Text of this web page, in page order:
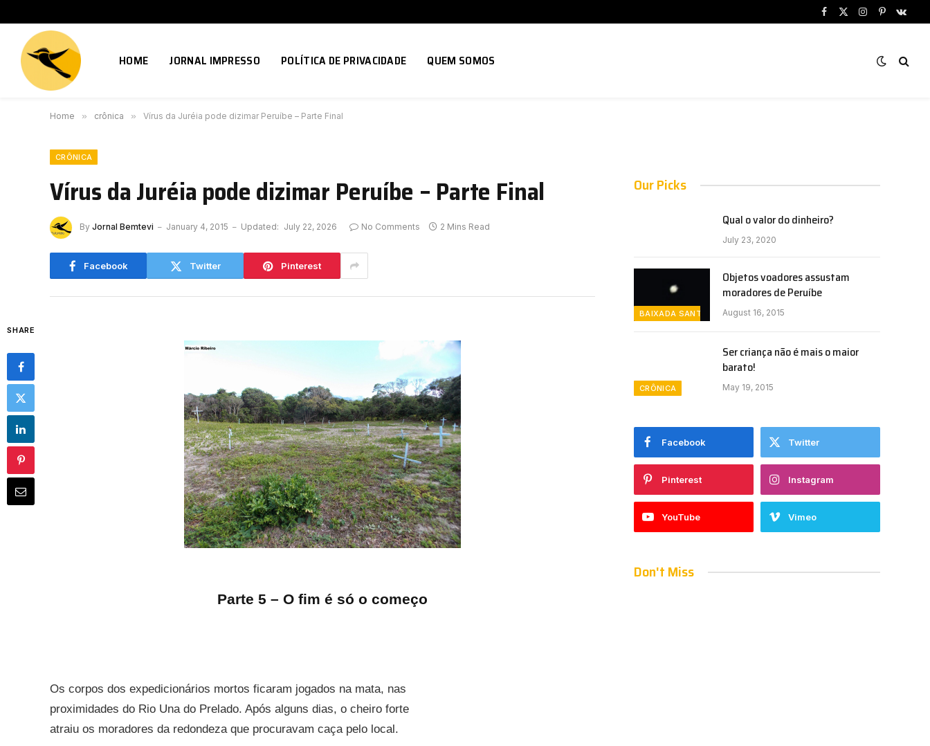
Facebook
X
Instagram
Pinterest
HOME JORNAL IMPRESSO POLÍTICA DE PRIVACIDADE QUEM SOMOS
Home » crônica » Vírus da Juréia pode dizimar Peruíbe – Parte Final
CRÔNICA
Vírus da Juréia pode dizimar Peruíbe – Parte Final
By Jornal Bemtevi January 4, 2015 Updated: July 22, 2026 No Comments 2 Mins Read
Facebook Twitter Pinterest
SHARE
Parte 5 – O fim é só o começo
Os corpos dos expedicionários mortos ficaram jogados na mata, nas
proximidades do Rio Una do Prelado. Após alguns dias, o cheiro forte
atraiu os moradores da redondeza que procuravam caça pelo local.
Our Picks
Qual o valor do dinheiro?
July 23, 2020
BAIXADA SANTISTA
Objetos voadores assustam
moradores de Peruíbe
August 16, 2015
CRÔNICA
Ser criança não é mais o maior
barato!
May 19, 2015
Facebook Twitter
Pinterest Instagram
YouTube Vimeo
Don't Miss